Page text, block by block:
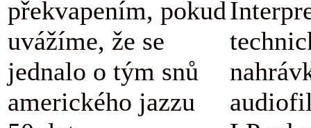
překvapením, pokud
uvážíme, že se
jednalo o tým snů
amerického jazzu